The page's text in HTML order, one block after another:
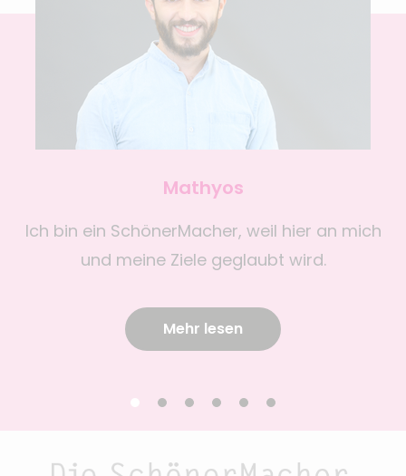
Mathyos
Ich bin ein SchönerMacher, weil hier an mich
und meine Ziele geglaubt wird.
Mehr lesen